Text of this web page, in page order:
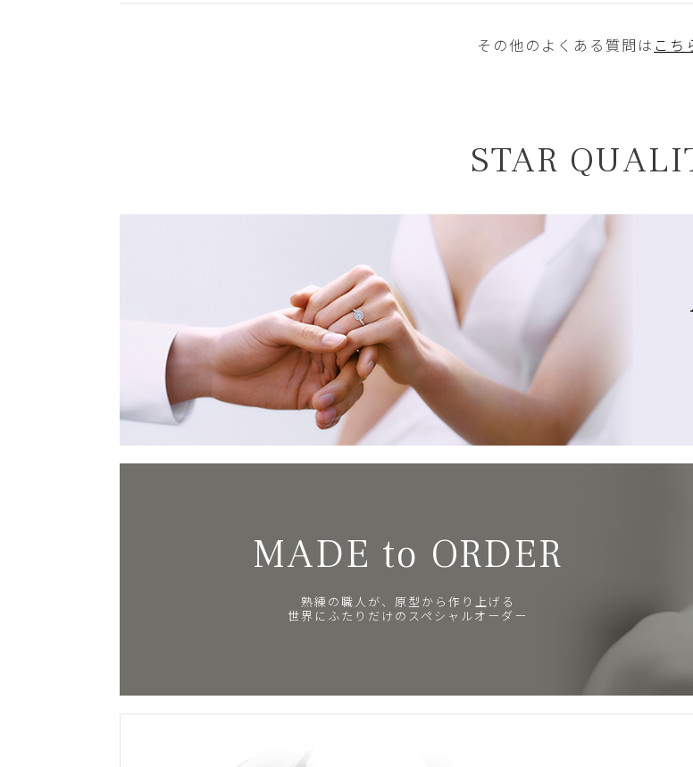
その他のよくある質問は こち
STAR
MADE to ORDER
熟練の職人が、原型から作り上げる
世界にふたりだけのスペシャルオーダー